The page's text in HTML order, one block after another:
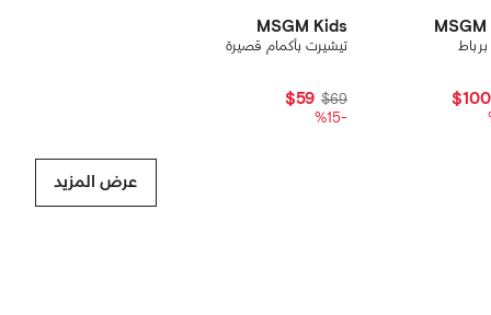
$100
MSGM Kids
تيشيرت بأكمام قصيرة
$69
$59
-%15
عرض المزيد